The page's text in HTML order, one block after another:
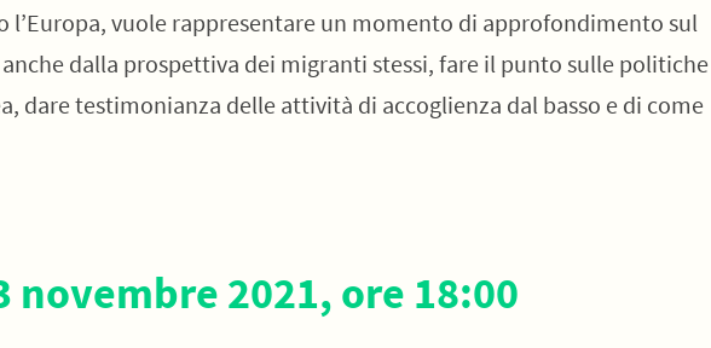
l’Europa, vuole rappresentare un momento di approfondimento sul
dalla prospettiva dei migranti stessi, fare il punto sulle politiche
dare testimonianza delle attività di accoglienza dal basso e di come
novembre 2021, ore 18:00